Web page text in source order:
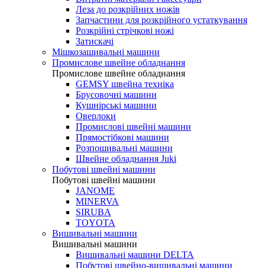
Леза до розкрійних ножів
Запчастини для розкрійного устаткування
Розкрійні стрічкові ножі
Затискачі
Мішкозашивальні машини
Промислове швейне обладнання
Промислове швейне обладнання
GEMSY швейна техніка
Брусовочні машини
Кушнірські машини
Оверлоки
Промислові швейні машини
Прямостібкові машини
Розпошивальні машини
Швейне обладнання Juki
Побутові швейні машини
Побутові швейні машини
JANOME
MINERVA
SIRUBA
TOYOTA
Вишивальні машини
Вишивальні машини
Вишивальні машини DELTA
Побутові швейно-вишивальні машини